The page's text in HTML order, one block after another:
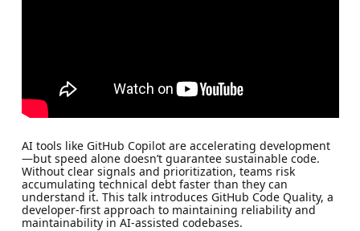
AI tools like GitHub Copilot are accelerating development
—but speed alone doesn’t guarantee sustainable code.
Without clear signals and prioritization, teams risk
accumulating technical debt faster than they can
understand it. This talk introduces GitHub Code Quality, a
developer-first approach to maintaining reliability and
maintainability in AI-assisted codebases.